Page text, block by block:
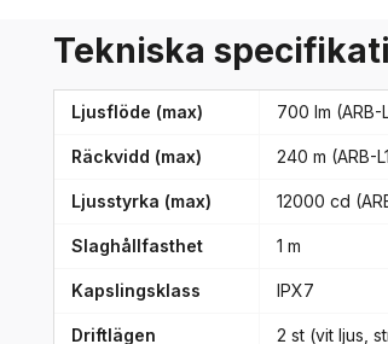
Tekniska
Ljusflöde (max) 700 lm (ARB-
Räckvidd (max) 240 m (ARB-
Ljusstyrka (max) 12000 cd
Slaghållfasthet 1 m
Kapslingsklass IPX7
Driftlägen 2 st (vit ljus,